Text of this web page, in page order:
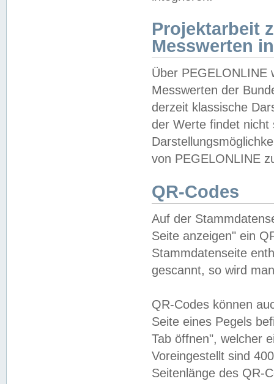
Projektarbeit
Messwerten
Über PEGELONLINE
Messwerten der
derzeit klassische
der Werte findet
von PEGELONLINE
QR-Codes
Auf der
Seite anzeigen" ein
Stammdatenseite
gescannt, so wird
QR-Codes können
Seite eines Pegels
Tab öffnen", welcher
Voreingestellt sind
Seitenlänge des QR-